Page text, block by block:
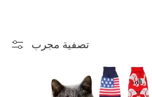
تصفية مجرب